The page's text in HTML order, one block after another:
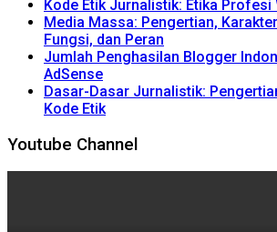
Kode Etik Jurnalistik: Etika Profesi
Media Massa: Pengertian,
Fungsi, dan Peran
Jumlah Penghasilan Blogger
AdSense
Dasar-Dasar Jurnalistik:
Kode Etik
Youtube Channel